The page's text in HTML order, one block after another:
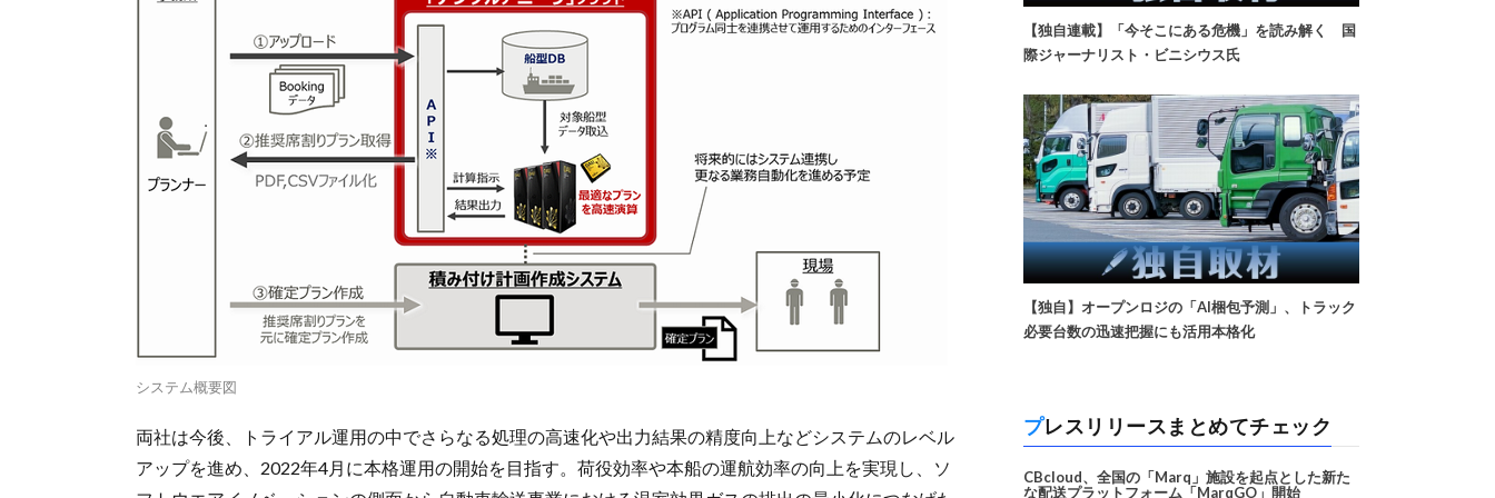
システム概要図
両社は今後、トライアル運用の中でさらなる処理の高速化や出力結果の精度向上などシステムのレベル
アップを進め、2022年4月に本格運用の開始を目指す。荷役効率や本船の運航効率の向上を実現し、ソ
【独自連載】「今そこにある危機」を読み解く 国
際ジャーナリスト・ビニシウス氏
【独自】オープンロジの「AI梱包予測」、トラック
必要台数の迅速把握にも活用本格化
プレスリリースまとめてチェック
CBcloud、全国の「Marq」施設を起点とした新た
な配送プラットフォーム「MarqGO」開始